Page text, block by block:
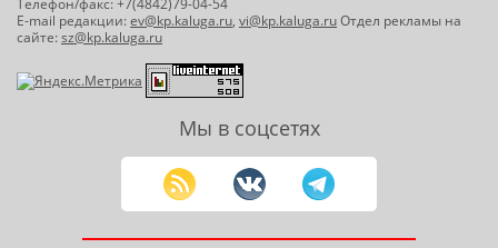
Телефон/факс: +7(4842)79-04-54
E-mail редакции:ev@kp.kaluga.ru, vi@kp.kaluga.ruОтдел рекламы на
сайте:sz@kp.kaluga.ru
Мы в соцсетях